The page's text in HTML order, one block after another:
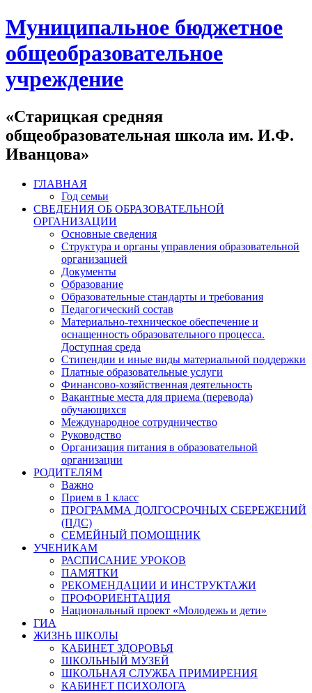
Муниципальное бюджетное
общеобразовательное
учреждение
«Старицкая средняя
общеобразовательная школа им. И.Ф.
Иванцова»
ГЛАВНАЯ
Год семьи
СВЕДЕНИЯ ОБ ОБРАЗОВАТЕЛЬНОЙ
ОРГАНИЗАЦИИ
Основные сведения
Структура и органы управления образовательной
организацией
Документы
Образование
Образовательные стандарты и требования
Педагогический состав
Материально-техническое обеспечение и
оснащенность образовательного процесса.
Доступная среда
Стипендии и иные виды материальной поддержки
Платные образовательные услуги
Финансово-хозяйственная деятельность
Вакантные места для приема (перевода)
обучающихся
Международное сотрудничество
Руководство
Организация питания в образовательной
организации
РОДИТЕЛЯМ
Важно
Прием в 1 класс
ПРОГРАММА ДОЛГОСРОЧНЫХ СБЕРЕЖЕНИЙ
(ПДС)
СЕМЕЙНЫЙ ПОМОЩНИК
УЧЕНИКАМ
РАСПИСАНИЕ УРОКОВ
ПАМЯТКИ
РЕКОМЕНДАЦИИ И ИНСТРУКТАЖИ
ПРОФОРИЕНТАЦИЯ
Национальный проект «Молодежь и дети»
ГИА
ЖИЗНЬ ШКОЛЫ
КАБИНЕТ ЗДОРОВЬЯ
ШКОЛЬНЫЙ МУЗЕЙ
ШКОЛЬНАЯ СЛУЖБА ПРИМИРЕНИЯ
КАБИНЕТ ПСИХОЛОГА